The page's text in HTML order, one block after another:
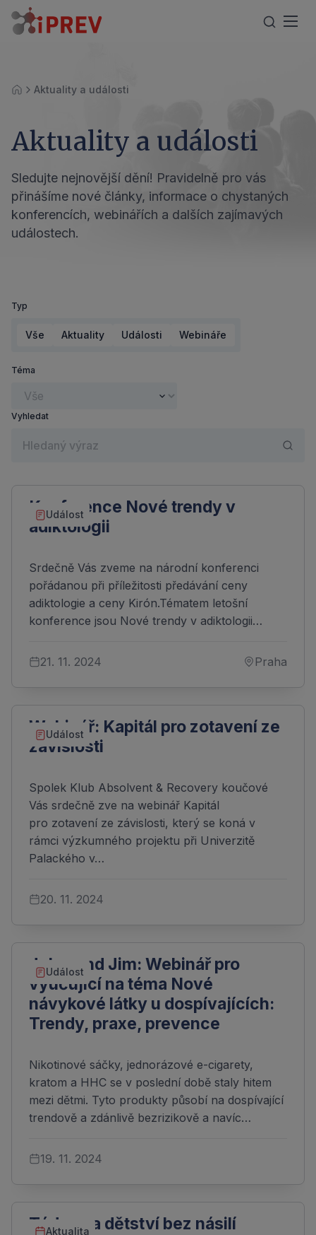
ÚvodAktuality a události
Aktuality a události
Sledujte nejnovější dění! Pravidelně pro vás
přinášíme nové články, informace o chystaných
konferencích, webinářích a dalších zajímavých
událostech.
Typ
Vše Aktuality Události Webináře
Téma
Vyhledat
Událost
Konference Nové trendy v
adiktologii
Srdečně Vás zveme na národní konferenci
pořádanou při příležitosti předávání ceny
adiktologie a ceny Kirón.Tématem letošní
konference jsou Nové trendy v adiktologii…
21. 11. 2024 Praha
Událost
Webinář: Kapitál pro zotavení ze
závislosti
Spolek Klub Absolvent & Recovery koučové
Vás srdečně zve na webinář Kapitál
pro zotavení ze závislosti, který se koná v
rámci výzkumného projektu při Univerzitě
Palackého v…
20. 11. 2024
Událost
Jules and Jim: Webinář pro
vyučující na téma Nové
návykové látky u dospívajících:
Trendy, praxe, prevence
Nikotinové sáčky, jednorázové e-cigarety,
kratom a HHC se v poslední době staly hitem
mezi dětmi. Tyto produkty působí na dospívající
trendově a zdánlivě bezrizikově a navíc…
19. 11. 2024
Aktualita
Týden za dětství bez násilí